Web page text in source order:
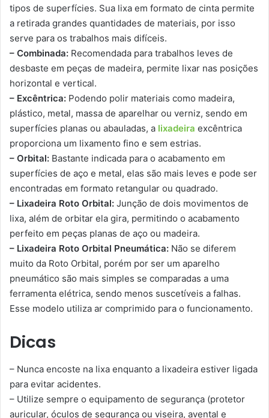
tipos de superfícies. Sua lixa em formato de cinta permite
a retirada grandes quantidades de materiais, por isso
serve para os trabalhos mais difíceis.
– Combinada: Recomendada para trabalhos leves de
desbaste em peças de madeira, permite lixar nas posições
horizontal e vertical.
– Excêntrica: Podendo polir materiais como madeira,
plástico, metal, massa de aparelhar ou verniz, sendo em
superfícies planas ou abauladas, a lixadeira excêntrica
proporciona um lixamento fino e sem estrias.
– Orbital: Bastante indicada para o acabamento em
superfícies de aço e metal, elas são mais leves e pode ser
encontradas em formato retangular ou quadrado.
– Lixadeira Roto Orbital: Junção de dois movimentos de
lixa, além de orbitar ela gira, permitindo o acabamento
perfeito em peças planas de aço ou madeira.
– Lixadeira Roto Orbital Pneumática: Não se diferem
muito da Roto Orbital, porém por ser um aparelho
pneumático são mais simples se comparadas a uma
ferramenta elétrica, sendo menos suscetíveis a falhas.
Esse modelo utiliza ar comprimido para o funcionamento.
Dicas
– Nunca encoste na lixa enquanto a lixadeira estiver ligada
para evitar acidentes.
– Utilize sempre o equipamento de segurança (protetor
auricular, óculos de segurança ou viseira, avental e